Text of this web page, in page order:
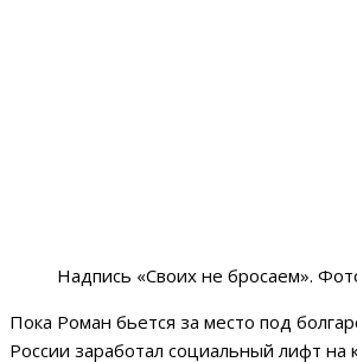
Надпись «Своих не бросаем».
Пока Роман бьется за место под
России заработал социальный лифт на